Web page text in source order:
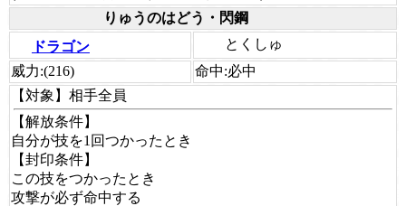
りゅうのはどう・閃鋼
ドラゴン
とくしゅ
威力:(216) 命中:必中
【対象】 相手全員
【解放条件】
自分が技を1回つかったとき
【封印条件】
この技をつかったとき
攻撃が必ず命中する